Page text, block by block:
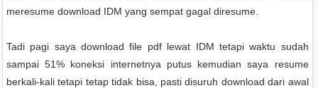
meresume download IDM yang sempat gagal diresume.
Tadi pagi saya download file pdf lewat IDM tetapi waktu sudah
sampai 51% koneksi internetnya putus kemudian saya resume
berkali-kali tetapi tetap tidak bisa
pasti disuruh download dari awal